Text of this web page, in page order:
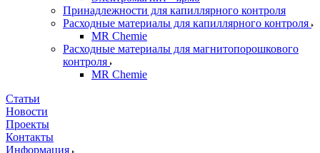
Принадлежности для капиллярного контроля
Расходные материалы для капиллярного контроля
MR Chemie
Расходные материалы для магнитопорошкового
контроля
MR Chemie
Статьи
Новости
Проекты
Контакты
Информация